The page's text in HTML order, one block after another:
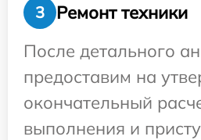
3
Ремонт техники
После детального
предоставим на
окончательный
выполнения и